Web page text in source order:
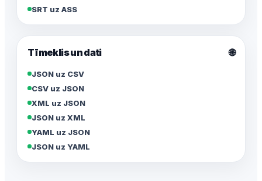
SRT uz ASS
Tīmeklis un dati 🌐
JSON uz CSV
CSV uz JSON
XML uz JSON
JSON uz XML
YAML uz JSON
JSON uz YAML